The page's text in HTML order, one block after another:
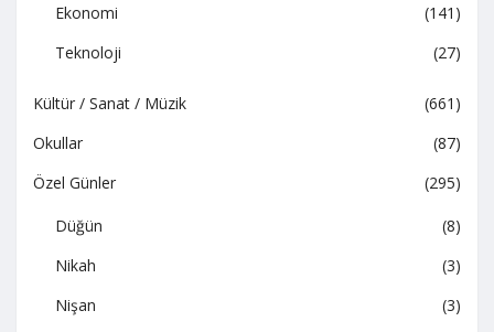
Ekonomi
(141)
Teknoloji
(27)
Kültür / Sanat / Müzik
(661)
Okullar
(87)
Özel Günler
(295)
Düğün
(8)
Nikah
(3)
Nişan
(3)